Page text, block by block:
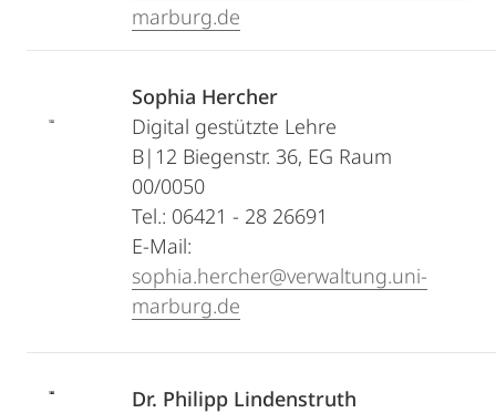
marburg.de
Sophia Hercher
Digital gestützte Lehre
B|12 Biegenstr. 36, EG Raum
00/0050
Tel.: 06421 - 28 26691
E-Mail:
sophia.hercher@verwaltung.uni-
marburg.de
Dr. Philipp Lindenstruth